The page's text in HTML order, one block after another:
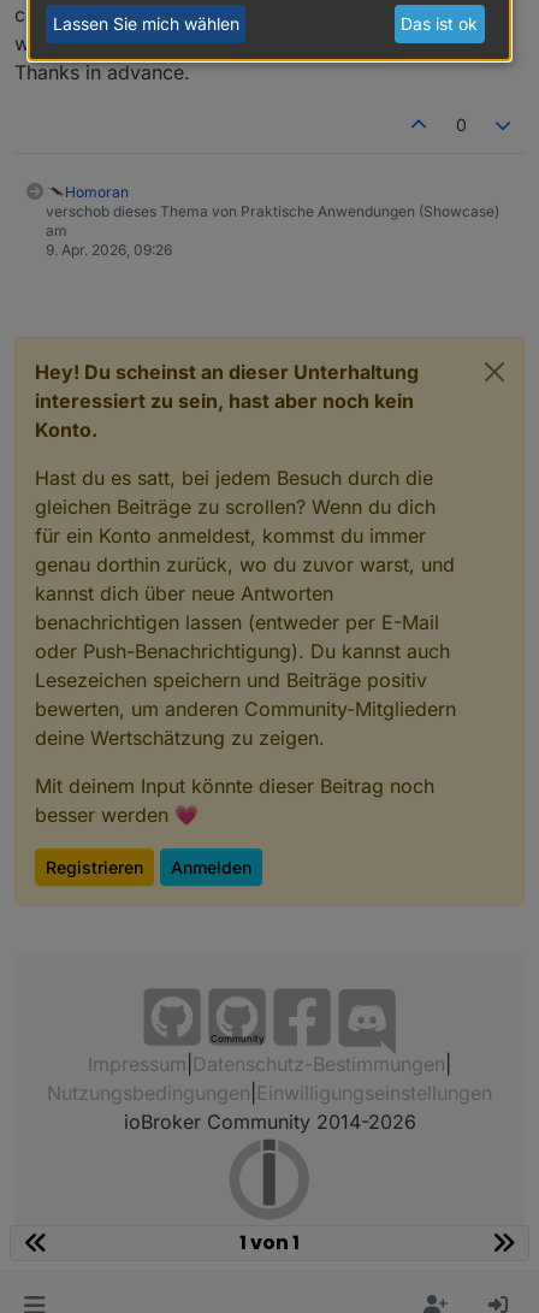
confirmation from someone whose backup is actually
working.
Thanks in advance.
0
Homoran
verschob dieses Thema von Praktische Anwendungen (Showcase)
am
9. Apr. 2026, 09:26
Hey! Du scheinst an dieser Unterhaltung
interessiert zu sein, hast aber noch kein
Konto.
Hast du es satt, bei jedem Besuch durch die
gleichen Beiträge zu scrollen? Wenn du dich
für ein Konto anmeldest, kommst du immer
genau dorthin zurück, wo du zuvor warst, und
kannst dich über neue Antworten
benachrichtigen lassen (entweder per E-Mail
oder Push-Benachrichtigung). Du kannst auch
Lesezeichen speichern und Beiträge positiv
bewerten, um anderen Community-Mitgliedern
deine Wertschätzung zu zeigen.
Mit deinem Input könnte dieser Beitrag noch
besser werden 💗
Registrieren Anmelden
Community
Impressum Datenschutz-Bestimmungen
Nutzungsbedingungen Einwilligungseinstellungen
ioBroker Community 2014-2026
1 von 1
Lassen Sie mich wählen Das ist ok